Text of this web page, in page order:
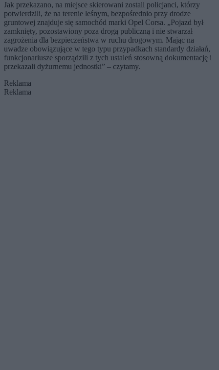
Jak przekazano, na miejsce skierowani zostali policjanci, którzy
potwierdzili, że na terenie leśnym, bezpośrednio przy drodze
gruntowej znajduje się samochód marki Opel Corsa. „Pojazd był
zamknięty, pozostawiony poza drogą publiczną i nie stwarzał
zagrożenia dla bezpieczeństwa w ruchu drogowym. Mając na
uwadze obowiązujące w tego typu przypadkach standardy działań,
funkcjonariusze sporządzili z tych ustaleń stosowną dokumentację i
przekazali dyżurnemu jednostki” – czytamy.
Reklama
Reklama